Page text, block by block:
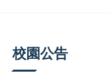
校園公告